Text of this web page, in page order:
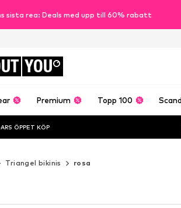
sista rea: Deals med upp till 60% rabatt
YOU
Premium Topp 100
ÖPPET KÖP
Triangel bikinis rosa